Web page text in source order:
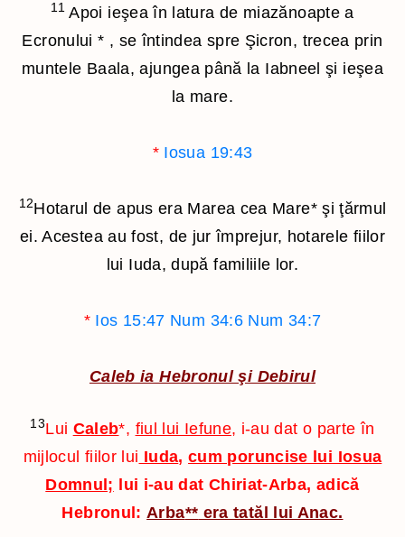
11 Apoi ieşea în latura de miazănoapte a
Ecronului* , se întindea spre Şicron, trecea prin
muntele Baala, ajungea până la Iabneel şi ieşea
la mare.
* Iosua 19:43
12Hotarul de apus era Marea cea Mare*şi ţărmul
ei. Acestea au fost, de jur împrejur, hotarele fiilor
lui Iuda, după familiile lor.
* Ios 15:47 Num 34:6 Num 34:7
Caleb ia Hebronul şi Debirul
13Lui Caleb*, fiul lui Iefune, i-au dat o parte în
mijlocul fiilor lui Iuda,cum poruncise lui Iosua
Domnul; lui i-au dat Chiriat-Arba, adică
Hebronul: Arba** era tatăl lui Anac.